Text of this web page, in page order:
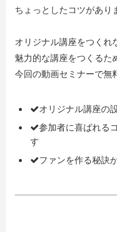
ちょっとしたコツがあり
オリジナル講座をつくれ
魅力的な講座をつくるた
今回の動画セミナーで無
オリジナル講座の
参加者に喜ばれる
す
ファンを作る秘訣